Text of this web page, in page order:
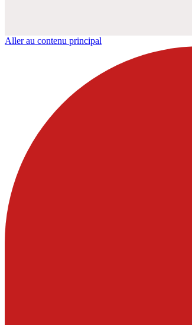
Aller au contenu principal